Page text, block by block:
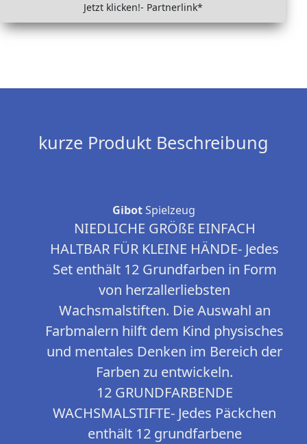
Jetzt klicken!- Partnerlink*
kurze Produkt Beschreibung
GibotSpielzeug
NIEDLICHE GRÖßE EINFACH
HALTBAR FÜR KLEINE HÄNDE- Jedes
Set enthält 12 Grundfarben in Form
von herzallerliebsten
Wachsmalstiften. Die Auswahl an
Farbmalern hilft dem Kind physisches
und mentales Denken im Bereich der
Farben zu entwickeln.
12 GRUNDFARBENDE
WACHSMALSTIFTE- Jedes Päckchen
enthält 12 grundfarbene